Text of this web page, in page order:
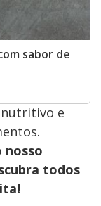
sabor de
nutritivo e
nosso
todos